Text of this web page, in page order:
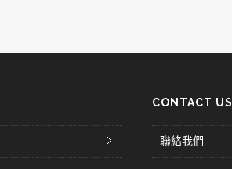
CONTACT US
聯絡我們